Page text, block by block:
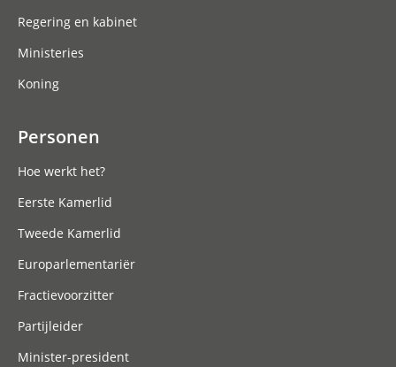
Regering en kabinet
Ministeries
Koning
Personen
Hoe werkt het?
Eerste Kamerlid
Tweede Kamerlid
Europarlementariër
Fractievoorzitter
Partijleider
Minister-president